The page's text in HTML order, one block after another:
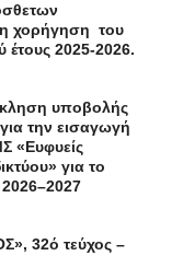
χορήγηση του
έτους 2025-2026.
υποβολής
την εισαγωγή
«Ευφυείς
για το
32ό τεύχος –